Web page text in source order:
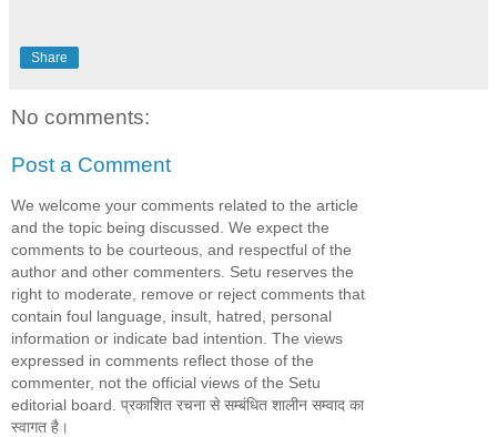
Share
No comments:
Post a Comment
We welcome your comments related to the article
and the topic being discussed. We expect the
comments to be courteous, and respectful of the
author and other commenters. Setu reserves the
right to moderate, remove or reject comments that
contain foul language, insult, hatred, personal
information or indicate bad intention. The views
expressed in comments reflect those of the
commenter, not the official views of the Setu
editorial board. प्रकाशित रचना से सम्बंधित शालीन सम्वाद का
स्वागत है।